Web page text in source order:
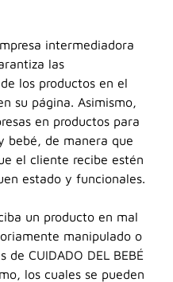
intermediadora
las
los productos en el
su página. Asimismo,
en productos para
bebé, de manera que
el cliente recibe estén
estado y funcionales.
un producto en mal
manipulado o
CUIDADO DEL BEBÉ
los cuales se pueden